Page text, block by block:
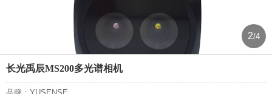
2/4
长光禹辰MS200多光谱相机